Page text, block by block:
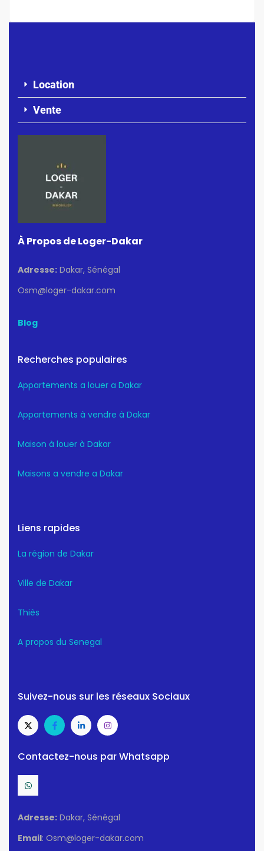
Location
Vente
À Propos de Loger-Dakar
Adresse: Dakar, Sénégal
Osm@loger-dakar.com
Blog
Recherches populaires
Appartements a louer a Dakar
Appartements à vendre à Dakar
Maison à louer à Dakar
Maisons a vendre a Dakar
Liens rapides
La région de Dakar
Ville de Dakar
Thiès
A propos du Senegal
Suivez-nous sur les réseaux Sociaux
Contactez-nous par Whatsapp
Adresse: Dakar, Sénégal
Email: Osm@loger-dakar.com